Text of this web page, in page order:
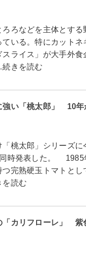
ろなどを主体とする
いる。特にカットネ
ライス」が大手外食
きを読む
い「桃太郎」 10年
桃太郎」シリーズに
時発表した。 1985
完熟硬玉トマトとし
読む
カリフローレ」 紫